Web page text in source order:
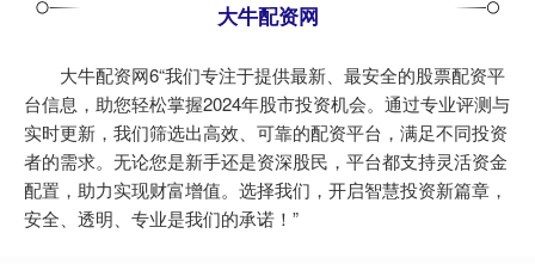
大牛配资网
大牛配资网6“我们专注于提供最新、最安全的股票配资平
台信息，助您轻松掌握2024年股市投资机会。通过专业评测与
实时更新，我们筛选出高效、可靠的配资平台，满足不同投资
者的需求。无论您是新手还是资深股民，平台都支持灵活资金
配置，助力实现财富增值。选择我们，开启智慧投资新篇章，
安全、透明、专业是我们的承诺！”